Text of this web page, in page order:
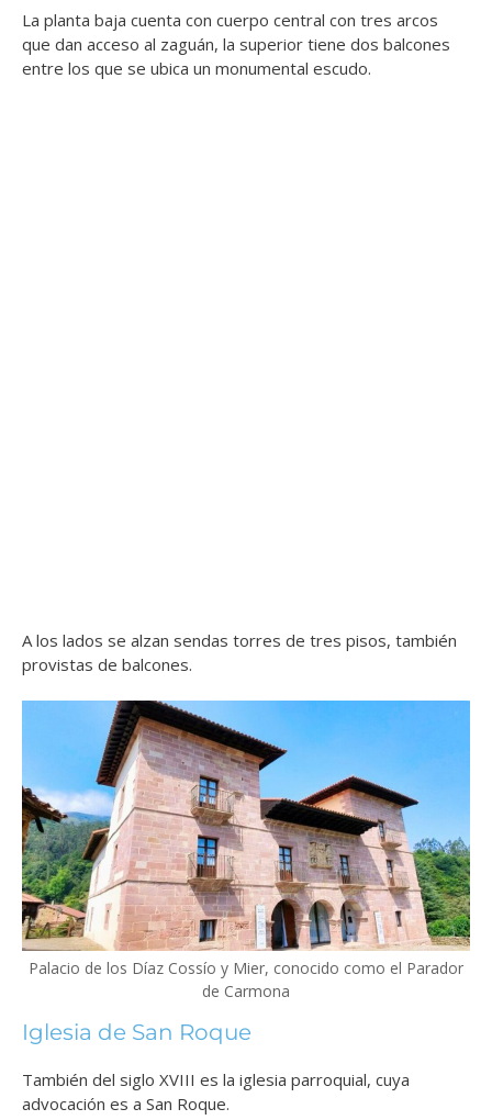
La planta baja cuenta con cuerpo central con tres arcos
que dan acceso al zaguán, la superior tiene dos balcones
entre los que se ubica un monumental escudo.
A los lados se alzan sendas torres de tres pisos, también
provistas de balcones.
Palacio de los Díaz Cossío y Mier, conocido como el Parador
de Carmona
Iglesia de San Roque
También del siglo XVIII es la iglesia parroquial, cuya
advocación es a San Roque.